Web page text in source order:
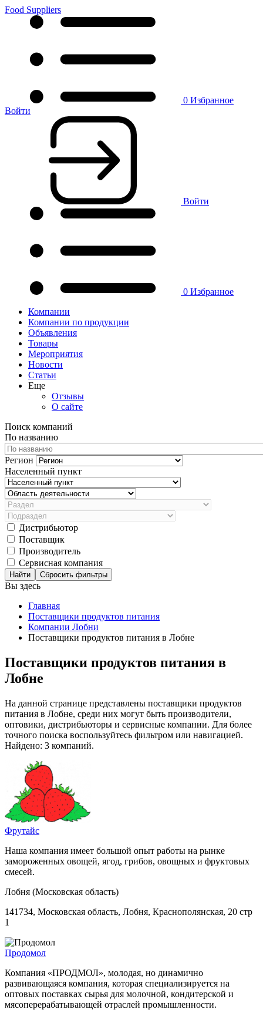
Food Suppliers
0 Избранное
Войти
Войти
0 Избранное
Компании
Компании по продукции
Объявления
Товары
Мероприятия
Новости
Статьи
Еще
Отзывы
О сайте
Поиск компаний
По названию
Регион
Населенный пункт
Дистрибьютор
Поставщик
Производитель
Сервисная компания
Сбросить фильтры
Вы здесь
Главная
Поставщики продуктов питания
Компании Лобни
Поставщики продуктов питания в Лобне
Поставщики продуктов питания в
Лобне
На данной странице представлены поставщики продуктов
питания в Лобне, среди них могут быть производители,
оптовики, дистрибьюторы и сервисные компании. Для более
точного поиска воспользуйтесь фильтром или навигацией.
Найдено: 3 компаний.
Фрутайс
Наша компания имеет большой опыт работы на рынке
замороженных овощей, ягод, грибов, овощных и фруктовых
смесей.
Лобня (Московская область)
141734, Московская область, Лобня, Краснополянская, 20 стр
1
Продомол
Компания «ПРОДМОЛ», молодая, но динамично
развивающаяся компания, которая специализируется на
оптовых поставках сырья для молочной, кондитерской и
мясоперерабатывающей отраслей промышленности.